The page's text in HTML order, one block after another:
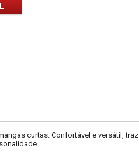
curtas. Confortável e versátil, traz